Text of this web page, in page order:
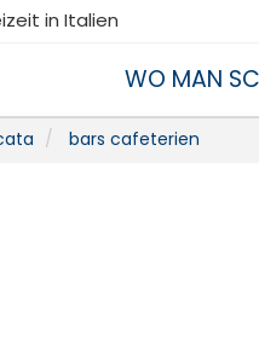
in Italien
WO MAN
bars cafeterien